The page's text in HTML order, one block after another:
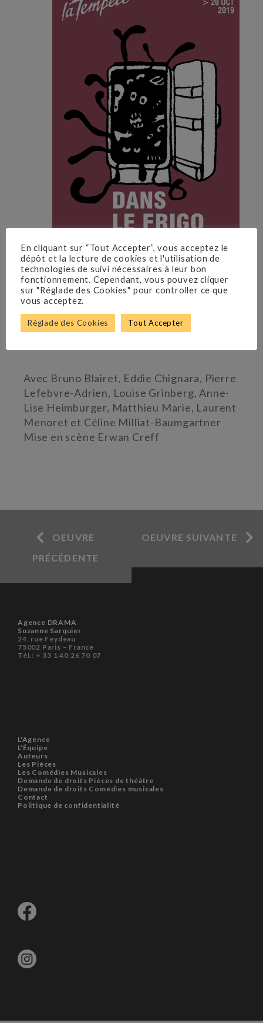
COPI
Théâtre de la Tempête
Avec Bruno Blairet, Eddie Chignara, Pierre
Lefebvre-Adrien, Louise Grinberg, Anne-
Lise Heimburger, Matthieu Marie, Laurent
Menoret et Céline Milliat-Baumgartner
Mise en scène Erwan Creff
OEUVRE
PRÉCÉDENTE
OEUVRE SUIVANTE
Agence DRAMA
Suzanne Sarquier
24, rue Feydeau
75002 Paris – France
Tél.: + 33 1 40 26 70 07
L'Agence
L'Équipe
Auteurs
Les Pièces
Les Comédies Musicales
Demande de droits Pièces de théâtre
Demande de droits Comédies musicales
Contact
Politique de confidentialité
En cliquant sur “Tout Accepter”, vous acceptez le
dépôt et la lecture de cookies et l'utilisation de
technologies de suivi nécessaires à leur bon
fonctionnement. Cependant, vous pouvez cliquer
sur "Réglade des Cookies" pour controller ce que
vous acceptez.
Réglade des Cookies Tout Accepter